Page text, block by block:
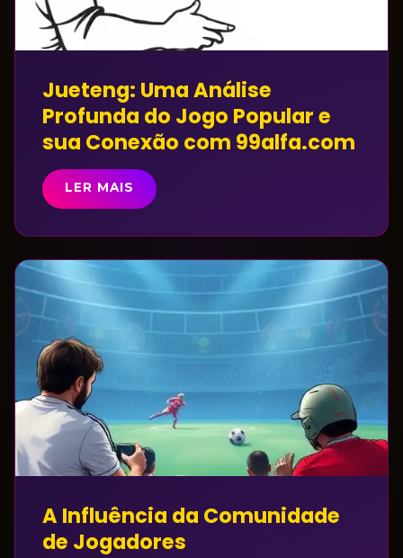
Jueteng: Uma Análise
Profunda do Jogo Popular e
sua Conexão com 99alfa.com
LER MAIS
A Influência da Comunidade
de Jogadores